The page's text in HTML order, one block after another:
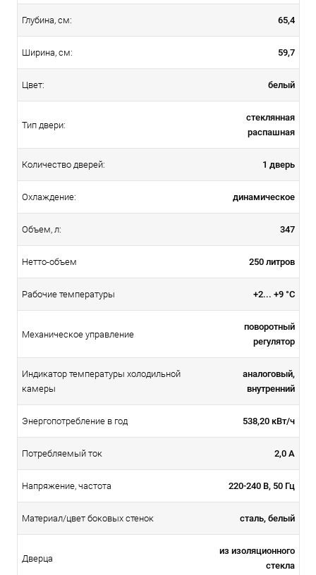
Глубина, см: 65,4
Ширина, см: 59,7
Цвет: белый
Тип двери:
стеклянная
распашная
Количество дверей: 1 дверь
Охлаждение: динамическое
Объем, л: 347
Нетто-объем 250 литров
Рабочие температуры +2... +9 °C
Механическое управление
поворотный
регулятор
Индикатор температуры холодильной
камеры
аналоговый,
внутренний
Энергопотребление в год 538,20 кВт/ч
Потребляемый ток 2,0 A
Напряжение, частота 220-240 В, 50 Гц
Материал/цвет боковых стенок сталь, белый
Дверца
из изоляционного
стекла